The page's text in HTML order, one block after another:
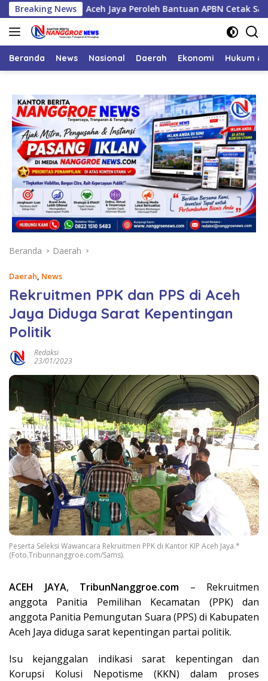
Langsung
ke
konten
Breaking News
Aceh Jaya Peroleh Bantuan APBN Cetak Sawah Baru
Beranda News Nasional Daerah Ekonomi Hukum &
Beranda Daerah
Daerah News
Rekruitmen PPK dan PPS di Aceh
Jaya Diduga Sarat Kepentingan
Politik
Redaksi
23/01/2023
Peserta Seleksi Wawancara Rekruitmen PPK di Kantor KIP Aceh Jaya.*
(Foto.Tribunnanggroe.com/Sams).
ACEH JAYA, TribunNanggroe.com – Rekruitmen
anggota Panitia Pemilihan Kecamatan (PPK) dan
anggota Panitia Pemungutan Suara (PPS) di Kabupaten
Aceh Jaya diduga sarat kepentingan partai politik.
Isu kejanggalan indikasi sarat kepentingan dan
Korupsi Kolusi Nepotisme (KKN) dalam proses